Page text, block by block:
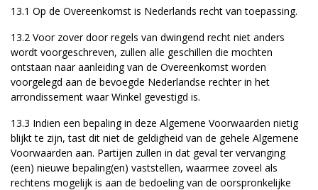
13.1 Op de Overeenkomst is Nederlands recht van toepassing.
13.2 Voor zover door regels van dwingend recht niet anders
wordt voorgeschreven, zullen alle geschillen die mochten
ontstaan naar aanleiding van de Overeenkomst worden
voorgelegd aan de bevoegde Nederlandse rechter in het
arrondissement waar Winkel gevestigd is.
13.3 Indien een bepaling in deze Algemene Voorwaarden nietig
blijkt te zijn, tast dit niet de geldigheid van de gehele Algemene
Voorwaarden aan. Partijen zullen in dat geval ter vervanging
(een) nieuwe bepaling(en) vaststellen, waarmee zoveel als
rechtens mogelijk is aan de bedoeling van de oorspronkelijke